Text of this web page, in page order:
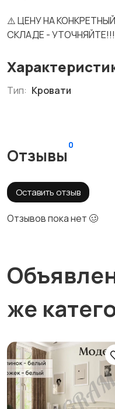
⚠️ ЦЕНУ НА
СКЛАДЕ - УТОЧНЯЙТЕ!!!
Тип: Кровати
Отзывы
0
Оставить отзыв
Отзывов пока нет 🥴
же